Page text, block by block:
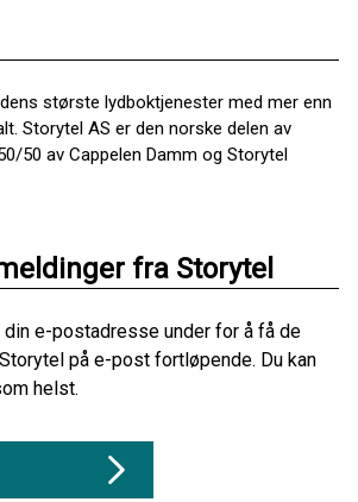
største lydboktjenester med mer enn
Storytel AS er den norske delen av
50 av Cappelen Damm og Storytel
fra Storytel
din e-postadresse under for å få de
på e-post fortløpende. Du kan
helst.